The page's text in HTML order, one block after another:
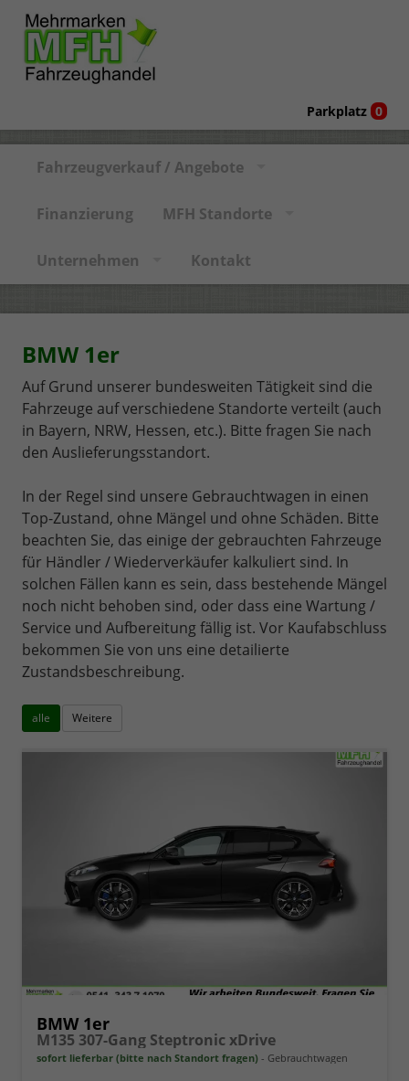
Parkplatz 0
Fahrzeugverkauf / Angebote
Finanzierung MFH Standorte
Unternehmen Kontakt
BMW 1er
Auf Grund unserer bundesweiten Tätigkeit sind die
Fahrzeuge auf verschiedene Standorte verteilt (auch
in Bayern, NRW, Hessen, etc.). Bitte fragen Sie nach
den Auslieferungsstandort.
In der Regel sind unsere Gebrauchtwagen in einen
Top-Zustand, ohne Mängel und ohne Schäden. Bitte
beachten Sie, das einige der gebrauchten Fahrzeuge
für Händler / Wiederverkäufer kalkuliert sind. In
solchen Fällen kann es sein, dass bestehende Mängel
noch nicht behoben sind, oder dass eine Wartung /
Service und Aufbereitung fällig ist. Vor Kaufabschluss
bekommen Sie von uns eine detailierte
Zustandsbeschreibung.
alle Weitere
BMW 1er
M135 307-Gang Steptronic xDrive
sofort lieferbar (bitte nach Standort fragen) Gebrauchtwagen